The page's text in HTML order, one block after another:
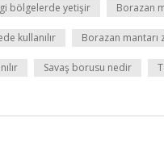
bölgelerde yetişir Borazan
kullanılır Borazan mantarı
Savaş borusu nedir